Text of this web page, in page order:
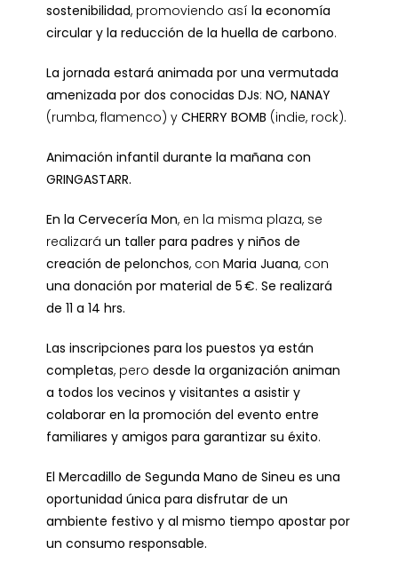
sostenibilidad, promoviendo asíla economía
circular y la reducción de la huella de carbono.
La jornada estará animada por una vermutada
amenizada por dos conocidas DJs:NO, NANAY
(rumba, flamenco) yCHERRY BOMB (indie, rock).
Animación infantil durante la mañana con
GRINGASTARR.
En la Cervecería Mon, en la misma plaza, se
realizaráun taller para padres y niños de
creación de pelonchos, conMaria Juana, con
una donación por material de 5 €.Se realizará
de 11 a 14 hrs.
Las inscripciones para los puestos ya están
completas, perodesde la organización animan
a todos los vecinos y visitantes a asistir y
colaborar en la promoción del evento entre
familiares y amigos para garantizar su éxito.
El Mercadillo de Segunda Mano de Sineu es una
oportunidad única para disfrutar de un
ambiente festivo y al mismo tiempo apostar por
un consumo responsable.